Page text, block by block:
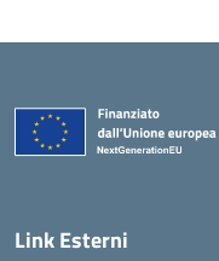
Link Esterni